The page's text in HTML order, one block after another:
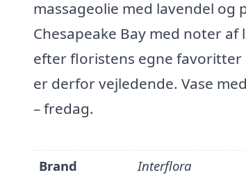
massageolie med lavendel
Chesapeake Bay med noter
efter floristens egne favoritter
er derfor vejledende. Vase
– fredag.
Brand Interflora